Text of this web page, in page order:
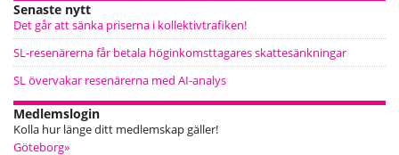
Senaste nytt
Det går att sänka priserna i kollektivtrafiken!
SL-resenärerna får betala höginkomsttagares skattesänkningar
SL övervakar resenärerna med AI-analys
Medlemslogin
Kolla hur länge ditt medlemskap gäller!
Göteborg»